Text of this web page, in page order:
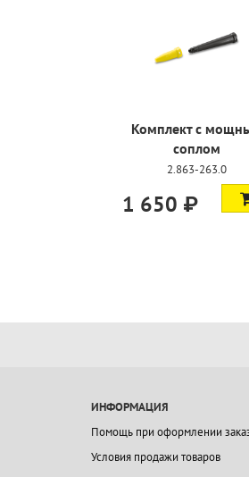
Комплект с
соплом
2.863-263.0
1 650 ₽
ИНФОРМАЦИЯ
Помощь при оформлении
Условия продажи товаров